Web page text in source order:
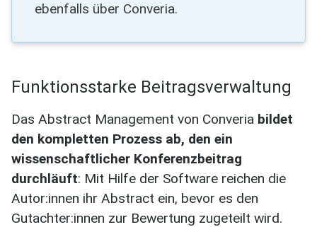
ebenfalls über Converia.
Funktionsstarke Beitragsverwaltung
Das Abstract Management von Converia bildet
den kompletten Prozess ab, den ein
wissenschaftlicher Konferenzbeitrag
durchläuft: Mit Hilfe der Software reichen die
Autor:innen ihr Abstract ein, bevor es den
Gutachter:innen zur Bewertung zugeteilt wird.